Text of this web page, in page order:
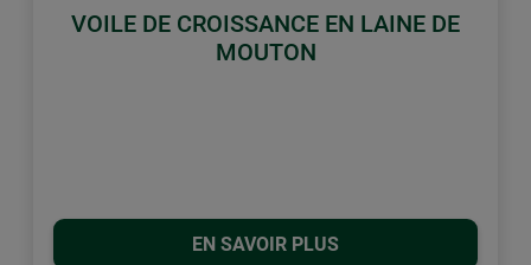
VOILE DE CROISSANCE EN LAINE DE
MOUTON
EN SAVOIR PLUS